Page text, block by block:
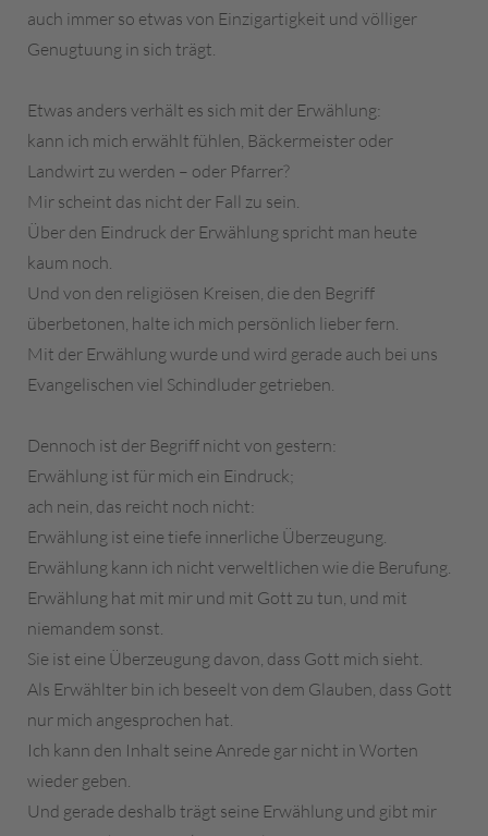
auch immer so etwas von Einzigartigkeit und völliger
Genugtuung in sich trägt.
Etwas anders verhält es sich mit der Erwählung:
kann ich mich erwählt fühlen, Bäckermeister oder
Landwirt zu werden – oder Pfarrer?
Mir scheint das nicht der Fall zu sein.
Über den Eindruck der Erwählung spricht man heute
kaum noch.
Und von den religiösen Kreisen, die den Begriff
überbetonen, halte ich mich persönlich lieber fern.
Mit der Erwählung wurde und wird gerade auch bei uns
Evangelischen viel Schindluder getrieben.
Dennoch ist der Begriff nicht von gestern:
Erwählung ist für mich ein Eindruck;
ach nein, das reicht noch nicht:
Erwählung ist eine tiefe innerliche Überzeugung.
Erwählung kann ich nicht verweltlichen wie die Berufung.
Erwählung hat mit mir und mit Gott zu tun, und mit
niemandem sonst.
Sie ist eine Überzeugung davon, dass Gott mich sieht.
Als Erwählter bin ich beseelt von dem Glauben, dass Gott
nur mich angesprochen hat.
Ich kann den Inhalt seine Anrede gar nicht in Worten
wieder geben.
Und gerade deshalb trägt seine Erwählung und gibt mir